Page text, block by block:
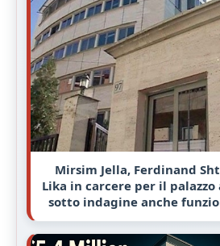
Mirsim Jella, Ferdinand
Lika in carcere per il palazzo
sotto indagine anche